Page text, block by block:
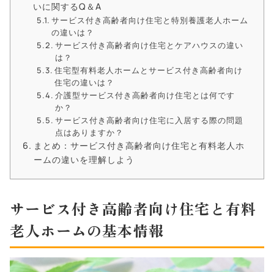
いに関するQ＆A
サービス付き高齢者向け住宅と特別養護老人ホーム
の違いは？
サービス付き高齢者向け住宅とケアハウスの違い
は？
住宅型有料老人ホームとサービス付き高齢者向け
住宅の違いは？
介護型サービス付き高齢者向け住宅とは何です
か？
サービス付き高齢者向け住宅に入居する際の問題
点はありますか？
まとめ：サービス付き高齢者向け住宅と有料老人ホ
ームの違いを理解しよう
サービス付き高齢者向け住宅と有料
老人ホームの基本情報